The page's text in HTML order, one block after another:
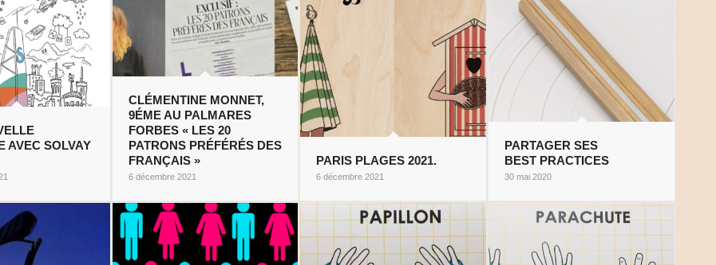
AVEC SOLVAY
CLÉMENTINE MONNET,
9ÉME AU PALMARES
FORBES « LES 20
PATRONS PRÉFÉRÉS DES
FRANÇAIS »
6 décembre 2021
PARIS PLAGES 2021.
6 décembre 2021
PARTAGER SES
BEST PRACTICES
30 mai 2020